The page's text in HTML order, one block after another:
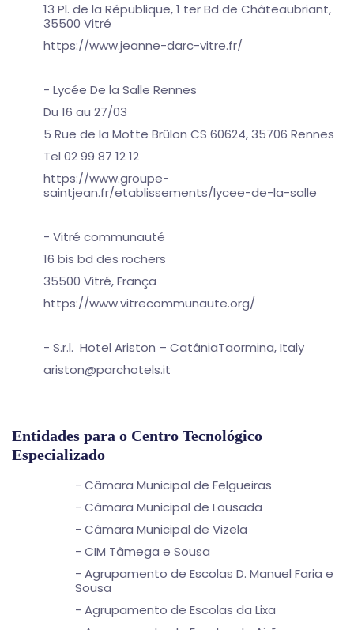
13 Pl. de la République, 1 ter Bd de Châteaubriant,
35500 Vitré
https://www.jeanne-darc-vitre.fr/
- Lycée De la Salle Rennes
Du 16 au 27/03
5 Rue de la Motte Brûlon CS 60624, 35706 Rennes
Tel 02 99 87 12 12
https://www.groupe-
saintjean.fr/etablissements/lycee-de-la-salle
- Vitré communauté
16 bis bd des rochers
35500 Vitré, França
https://www.vitrecommunaute.org/
- S.r.l. Hotel Ariston – CatâniaTaormina, Italy
ariston@parchotels.it
Entidades para o Centro Tecnológico
Especializado
- Câmara Municipal de Felgueiras
- Câmara Municipal de Lousada
- Câmara Municipal de Vizela
- CIM Tâmega e Sousa
- Agrupamento de Escolas D. Manuel Faria e
Sousa
- Agrupamento de Escolas da Lixa